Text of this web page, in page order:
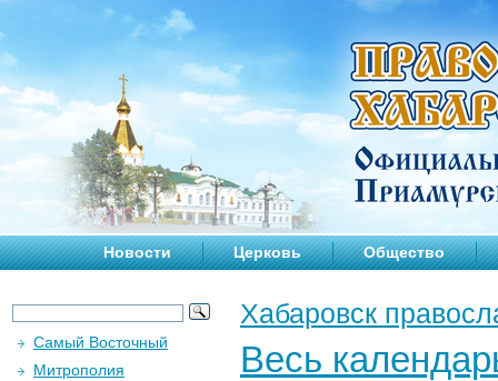
Новости Церковь Общество
Хабаровск
Весь
Самый Восточный
Митрополия